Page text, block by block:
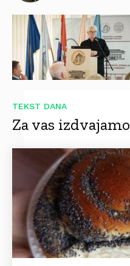
TEKST DANA
Za vas izdvajamo